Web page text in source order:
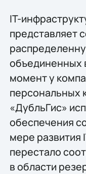
IT-
представляет
объединенных
момент у
персональных
«ДубльГис»
обеспечения
мере развития
перестало
в области